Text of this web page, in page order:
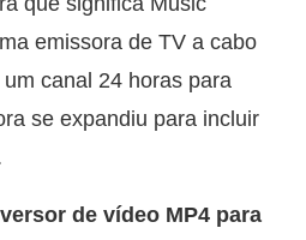
emissora de TV a cabo
canal 24 horas para
se expandiu para incluir
de vídeo MP4 para